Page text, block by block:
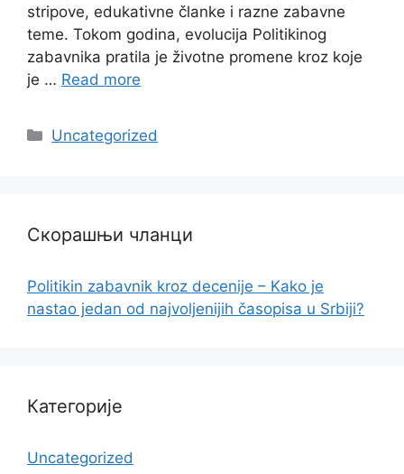
stripove, edukativne članke i razne zabavne
teme. Tokom godina, evolucija Politikinog
zabavnika pratila je životne promene kroz koje
je … Read more
Categories
Uncategorized
Скорашњи чланци
Politikin zabavnik kroz decenije – Kako je
nastao jedan od najvoljenijih časopisa u Srbiji?
Категорије
Uncategorized